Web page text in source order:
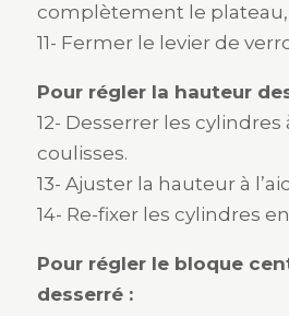
complètement le
11- Fermer le levier de
Pour régler la hauteur
12- Desserrer les cylindres
coulisses.
13- Ajuster la hauteur à
14- Re-fixer les cylindres
Pour régler le bloque
desserré :